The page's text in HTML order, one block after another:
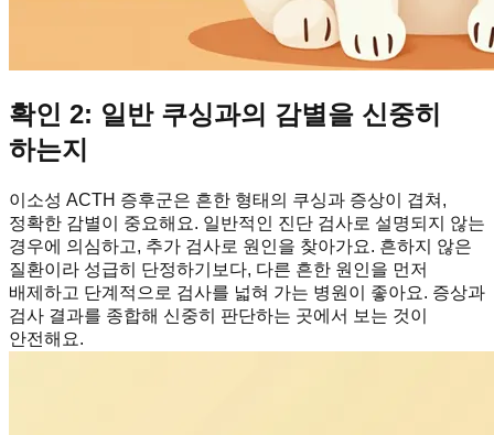
확인 2: 일반 쿠싱과의 감별을 신중히
하는지
이소성 ACTH 증후군은 흔한 형태의 쿠싱과 증상이 겹쳐,
정확한 감별이 중요해요. 일반적인 진단 검사로 설명되지 않는
경우에 의심하고, 추가 검사로 원인을 찾아가요. 흔하지 않은
질환이라 성급히 단정하기보다, 다른 흔한 원인을 먼저
배제하고 단계적으로 검사를 넓혀 가는 병원이 좋아요. 증상과
검사 결과를 종합해 신중히 판단하는 곳에서 보는 것이
안전해요.